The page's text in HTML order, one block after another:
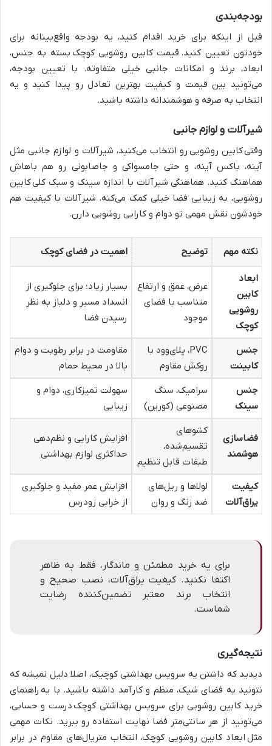
بودجه‌بندی
قبل از اینکه برای خرید اقدام کنید، یه بودجه واقع‌بینانه برای
خودتون تعیین کنید. قیمت کابین روشویی کوچک بسته به جنس،
ابعاد، برند و امکانات جانبی خیلی متفاوته. با تعیین بودجه،
می‌تونید بین قیمت و کیفیت بهترین تعادل رو پیدا کنید و یه
انتخاب به صرفه و هوشمندانه داشته باشید.
شیرآلات و لوازم جانبی
وقتیکابین روشویی رو انتخاب می‌کنید، شیرآلات و لوازم جانبی مثل
آینه، باکس آینه، و حتی جامسواکی و جاصابونی رو هم باهاش
هماهنگ کنید. هماهنگی شیرآلات با اندازه سینک و سبک کلیکابین
روشویی، به زیبایی فضا خیلی کمک می‌کنه. شیرآلات با کیفیت هم
خودشون نقش مهمی تو دوام و کارایی روشویی دارن.
نکته مهم توضیح اهمیت در فضای کوچک
ابعاد
کابین
روشویی
کوچک
عرض، عمق و ارتفاع
متناسب با فضای
موجود
بسیار زیاد؛ برای جلوگیری از
انسداد مسیر و دلباز به نظر
رسیدن فضا
جنس
کابینت
PVC، پلای‌وود با
روکش مقاوم
مقاومت در برابر رطوبت و دوام
بالا در محیط حمام
جنس
سینک
سرامیک، سنگ
مصنوعی (کورین)
سهولت تمیزکاری، دوام و
زیبایی
فضاسازی
هوشمند
کشوهای
تقسیم‌شده،
طبقات قابل تنظیم
افزایش کارایی و نظم‌دهی
حداکثری لوازم بهداشتی
کیفیت
یراق‌آلات
لولاها و ریل‌های
ضد زنگ و روان
افزایش عمر مفید و جلوگیری
از خرابی زودرس
برای یه خرید مطمئن و ماندگار، فقط به ظاهر
اکتفا نکنید. کیفیت یراق‌آلات، نصب صحیح و
انتخاب برند معتبر تضمین‌کننده رضایت
شماست.
نتیجه‌گیری
دیدید که داشتن یه سرویس بهداشتی کوچیک، اصلا دلیل نمیشه که
نتونید یه فضای شیک، منظم و کارآمد داشته باشید. با یه راهنمای
خرید کابین روشویی برای سرویس بهداشتی کوچک درست و حسابی،
می‌تونید از هر سانتی‌متر فضا نهایت استفاده رو ببرید. نکات مهمی
مثل ابعاد کابین روشویی کوچک، انتخاب متریال‌های مقاوم در برابر